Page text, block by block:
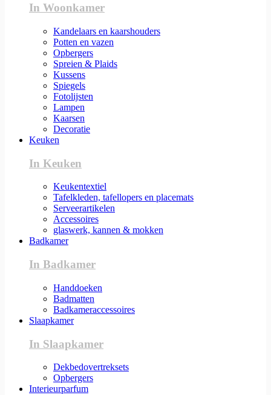
In Woonkamer
Kandelaars en kaarshouders
Potten en vazen
Opbergers
Spreien & Plaids
Kussens
Spiegels
Fotolijsten
Lampen
Kaarsen
Decoratie
Keuken
In Keuken
Keukentextiel
Tafelkleden, tafellopers en placemats
Serveerartikelen
Accessoires
glaswerk, kannen & mokken
Badkamer
In Badkamer
Handdoeken
Badmatten
Badkameraccessoires
Slaapkamer
In Slaapkamer
Dekbedovertreksets
Opbergers
Interieurparfum